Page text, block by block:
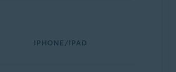
IPHONE/IPAD